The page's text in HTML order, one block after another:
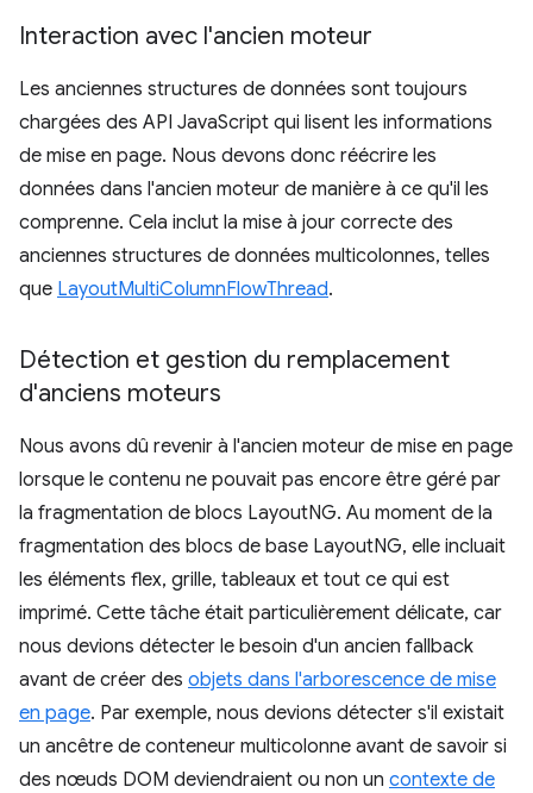
Interaction avec l'ancien moteur
Les anciennes structures de données sont toujours
chargées des API JavaScript qui lisent les informations
de mise en page. Nous devons donc réécrire les
données dans l'ancien moteur de manière à ce qu'il les
comprenne. Cela inclut la mise à jour correcte des
anciennes structures de données multicolonnes, telles
que LayoutMultiColumnFlowThread.
Détection et gestion du remplacement
d'anciens moteurs
Nous avons dû revenir à l'ancien moteur de mise en page
lorsque le contenu ne pouvait pas encore être géré par
la fragmentation de blocs LayoutNG. Au moment de la
fragmentation des blocs de base LayoutNG, elle incluait
les éléments flex, grille, tableaux et tout ce qui est
imprimé. Cette tâche était particulièrement délicate, car
nous devions détecter le besoin d'un ancien fallback
avant de créer des objets dans l'arborescence de mise
en page. Par exemple, nous devions détecter s'il existait
un ancêtre de conteneur multicolonne avant de savoir si
des nœuds DOM deviendraient ou non un contexte de